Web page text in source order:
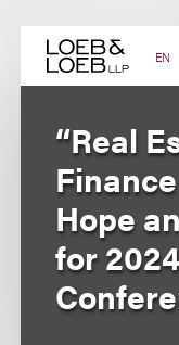
content EN
“Real
Hope
for